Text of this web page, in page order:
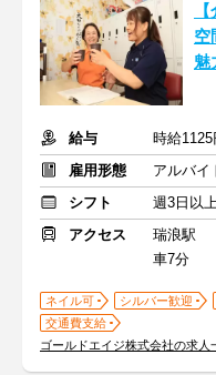
空
魅
給与
時給1125
雇用形態
アルバイ
シフト
週3日以
アクセス
瑞浪駅
車7分
ネイル可 シルバー歓迎
交通費支給
ゴールドエイジ株式会社の求人